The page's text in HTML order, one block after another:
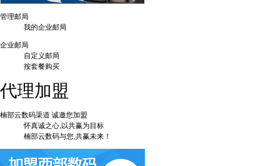
管理邮局
我的企业邮局
企业邮局
自定义邮局
按套餐购买
代理加盟
楠部云数码渠道 诚邀您加盟
怀真诚之心,以共赢为目标
楠部云数码与您,共赢未来！